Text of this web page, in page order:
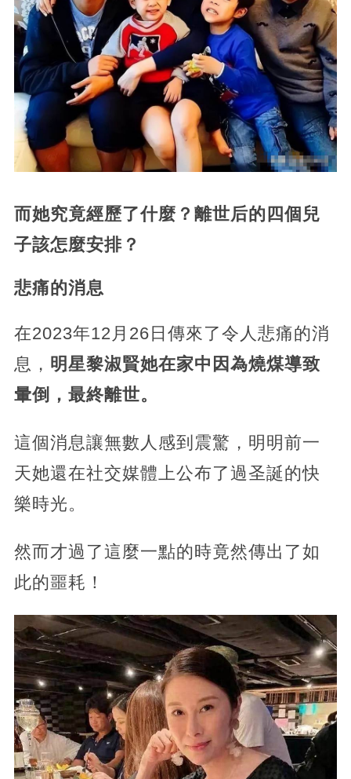
而她究竟經歷了什麼？離世后的四個兒
子該怎麼安排？
悲痛的消息
在2023年12月26日傳來了令人悲痛的消
息， 明星黎淑賢她在家中因為燒煤導致
暈倒，最終離世。
這個消息讓無數人感到震驚，明明前一
天她還在社交媒體上公布了過圣誕的快
樂時光。
然而才過了這麼一點的時竟然傳出了如
此的噩耗！